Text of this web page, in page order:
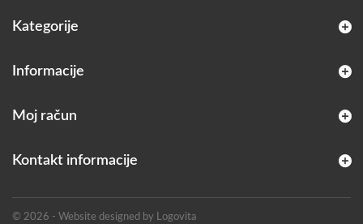
Kategorije
Informacije
© 2026 - Website designed by Logovita
Moj račun
Kontakt informacije